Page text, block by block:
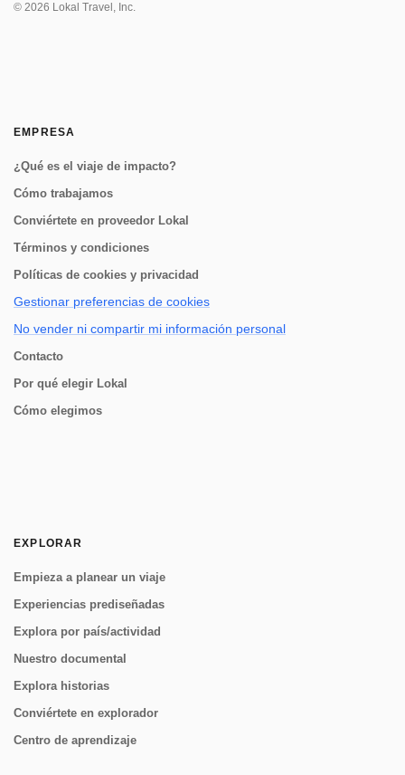
© 2026 Lokal Travel, Inc.
EMPRESA
¿Qué es el viaje de impacto?
Cómo trabajamos
Conviértete en proveedor Lokal
Términos y condiciones
Políticas de cookies y privacidad
Gestionar preferencias de cookies
No vender ni compartir mi información personal
Contacto
Por qué elegir Lokal
Cómo elegimos
EXPLORAR
Empieza a planear un viaje
Experiencias prediseñadas
Explora por país/actividad
Nuestro documental
Explora historias
Conviértete en explorador
Centro de aprendizaje